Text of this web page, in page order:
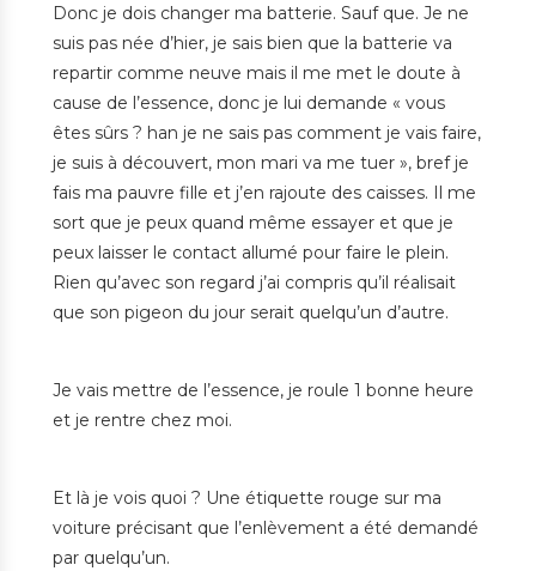
Donc je dois changer ma batterie. Sauf que. Je ne
suis pas née d’hier, je sais bien que la batterie va
repartir comme neuve mais il me met le doute à
cause de l’essence, donc je lui demande « vous
êtes sûrs ? han je ne sais pas comment je vais faire,
je suis à découvert, mon mari va me tuer », bref je
fais ma pauvre fille et j’en rajoute des caisses. Il me
sort que je peux quand même essayer et que je
peux laisser le contact allumé pour faire le plein.
Rien qu’avec son regard j’ai compris qu’il réalisait
que son pigeon du jour serait quelqu’un d’autre.
Je vais mettre de l’essence, je roule 1 bonne heure
et je rentre chez moi.
Et là je vois quoi ? Une étiquette rouge sur ma
voiture précisant que l’enlèvement a été demandé
par quelqu’un.